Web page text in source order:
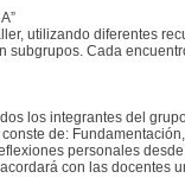
utilizando diferentes
subgrupos. Cada
los integrantes del
de:
personales
con las